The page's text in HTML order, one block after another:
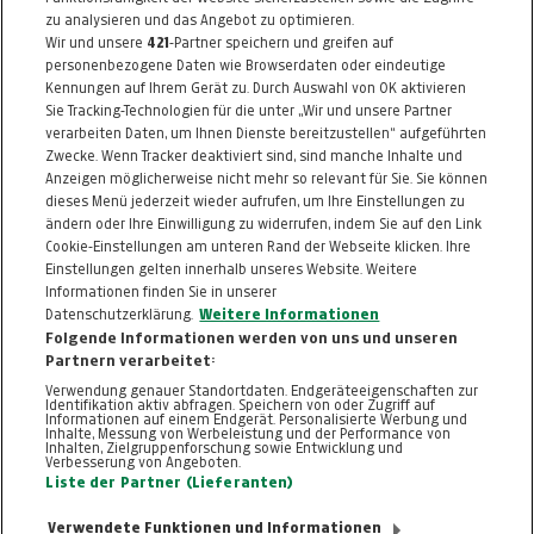
ab nur€ 540,00
Artikel 39010 statt€ 819,00 Artikel beendet
ZURÜCK NACH
OBEN
FAQ HILFE IMPRESSUM
KONTAKT DATENSCHUTZ
zu analysieren und das Angebot zu optimieren.
Wir und unsere 421-Partner speichern und greifen auf
personenbezogene Daten wie Browserdaten oder eindeutige
Kennungen auf Ihrem Gerät zu. Durch Auswahl von OK aktivieren
Sie Tracking-Technologien für die unter „Wir und unsere Partner
verarbeiten Daten, um Ihnen Dienste bereitzustellen“ aufgeführten
Zwecke. Wenn Tracker deaktiviert sind, sind manche Inhalte und
Anzeigen möglicherweise nicht mehr so relevant für Sie. Sie können
dieses Menü jederzeit wieder aufrufen, um Ihre Einstellungen zu
ändern oder Ihre Einwilligung zu widerrufen, indem Sie auf den Link
Cookie-Einstellungen am unteren Rand der Webseite klicken. Ihre
Einstellungen gelten innerhalb unseres Website. Weitere
Informationen finden Sie in unserer
Datenschutzerklärung.
Weitere Informationen
Folgende Informationen werden von uns und unseren
Partnern verarbeitet:
Verwendung genauer Standortdaten. Endgeräteeigenschaften zur
Identifikation aktiv abfragen. Speichern von oder Zugriff auf
Informationen auf einem Endgerät. Personalisierte Werbung und
Inhalte, Messung von Werbeleistung und der Performance von
Inhalten, Zielgruppenforschung sowie Entwicklung und
Verbesserung von Angeboten.
Liste der Partner (Lieferanten)
Verwendete Funktionen und Informationen